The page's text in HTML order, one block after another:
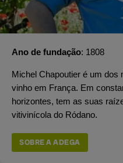
Ano de fundação 1808
Michel Chapoutier é um dos
vinho em França. Em
horizontes, tem as suas
vitivinícola do Ródano.
SOBRE A ADEGA